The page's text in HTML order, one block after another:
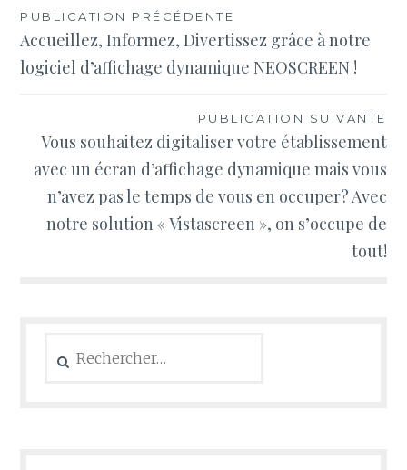
Navigation
de
l’article
PUBLICATION PRÉCÉDENTE
Accueillez, Informez, Divertissez grâce à notre
logiciel d’affichage dynamique NEOSCREEN !
PUBLICATION SUIVANTE
Vous souhaitez digitaliser votre établissement
avec un écran d’affichage dynamique mais vous
n’avez pas le temps de vous en occuper? Avec
notre solution « Vistascreen », on s’occupe de
tout!